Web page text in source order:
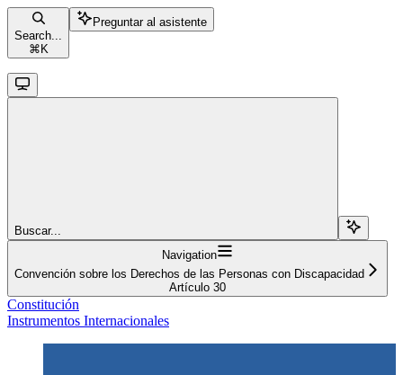
Search...
⌘ K
Preguntar al asistente
Buscar...
Navigation
Convención sobre los Derechos de las Personas con Discapacidad
Artículo 30
Constitución
Instrumentos Internacionales